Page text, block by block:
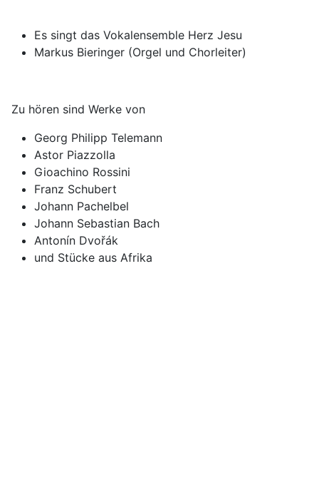
Es singt das Vokalensemble Herz Jesu
Markus Bieringer (Orgel und Chorleiter)
Zu hören sind Werke von
Georg Philipp Telemann
Astor Piazzolla
Gioachino Rossini
Franz Schubert
Johann Pachelbel
Johann Sebastian Bach
Antonín Dvořák
und Stücke aus Afrika